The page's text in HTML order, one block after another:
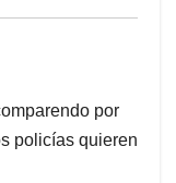
por
policías quieren